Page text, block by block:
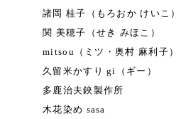
諸岡 桂子（もろおか けいこ）
関 美穂子（せき みほこ）
mitsou（ミツ・奥村 麻利子）
久留米かすり gi（ギー）
多鹿治夫鋏製作所
木花染め sasa